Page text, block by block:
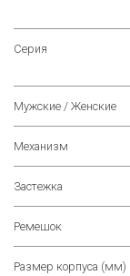
Серия
Мужские / Женские
Механизм
Застежка
Ремешок
Размер корпуса (мм)